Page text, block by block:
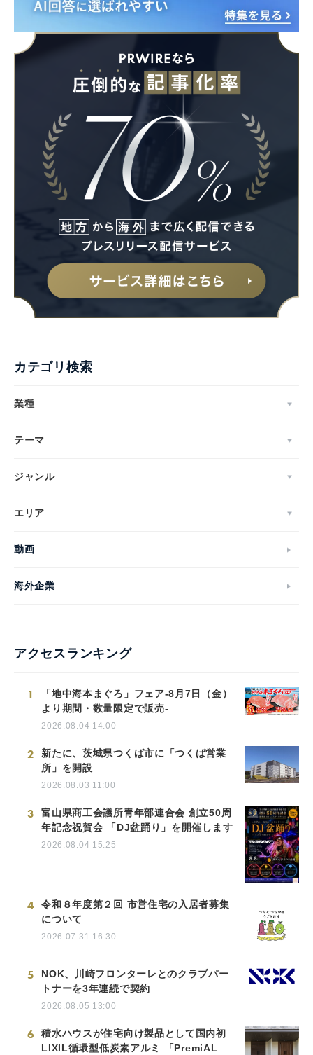
カテゴリ検索
業種
テーマ
ジャンル
エリア
動画
海外企業
アクセスランキング
1
「地中海本まぐろ」フェア-8月7日（金）
より期間・数量限定で販売-
2026.08.04 14:00
2
新たに、茨城県つくば市に「つくば営業
所」を開設
2026.08.03 11:00
3
富山県商工会議所青年部連合会 創立50周
年記念祝賀会 「DJ盆踊り」を開催します
2026.08.04 15:25
4
令和８年度第２回 市営住宅の入居者募集
について
2026.07.31 16:30
5
NOK、川崎フロンターレとのクラブパー
トナーを3年連続で契約
2026.08.05 13:00
6
積水ハウスが住宅向け製品として国内初
LIXIL循環型低炭素アルミ 「PremiAL